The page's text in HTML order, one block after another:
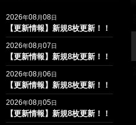
2026年08月08日
【更新情報】新規8枚更新！！
2026年08月07日
【更新情報】新規8枚更新！！
2026年08月06日
【更新情報】新規8枚更新！！
2026年08月05日
【更新情報】新規8枚更新！！